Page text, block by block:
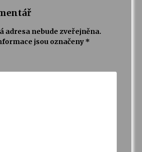
adresa nebude zveřejněna.
jsou označeny *